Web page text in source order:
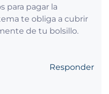
para pagar la
te obliga a cubrir
de tu bolsillo.
Responder